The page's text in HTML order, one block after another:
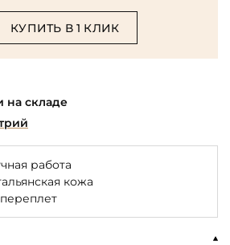
КУПИТЬ В 1 КЛИК
на складе
работа
кожа